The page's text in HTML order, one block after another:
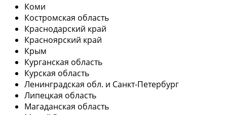
Коми
Костромская область
Краснодарский край
Красноярский край
Крым
Курганская область
Курская область
Ленинградская обл. и Санкт-Петербург
Липецкая область
Магаданская область